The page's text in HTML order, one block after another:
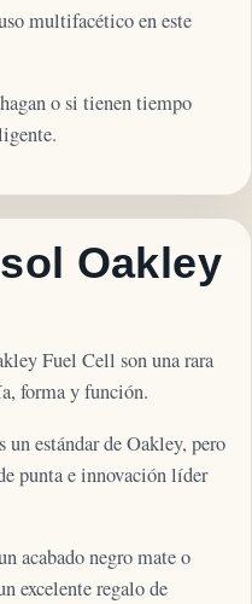
multifacético en este
o si tienen tiempo
Oakley
Fuel Cell son una rara
forma y función.
estándar de Oakley, pero
punta e innovación líder
acabado negro mate o
excelente regalo de